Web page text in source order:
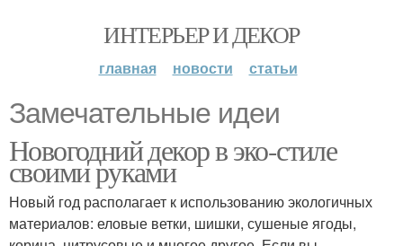
ИНТЕРЬЕР И ДЕКОР
главная новости статьи
Замечательные идеи
Новогодний декор в эко-стиле
своими руками
Новый год располагает к использованию экологичных
материалов: еловые ветки, шишки, сушеные ягоды,